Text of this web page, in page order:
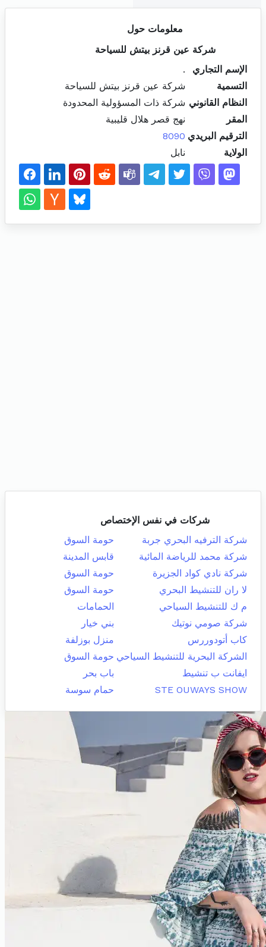
معلومات حول
شركة عين قرنز بيتش للسياحة
الإسم التجاري
.
التسمية
شركة عين قرنز بيتش للسياحة
النظام القانوني شركة ذات المسؤولية المحدودة
المقر
نهج قصر هلال قليبية
الترقيم البريدي 8090
الولاية
نابل
شركات في نفس الإختصاص
شركة الترفيه البحري جربة
حومة السوق
شركة محمد للرياضة المائية
قابس المدينة
شركة نادي كواد الجزيرة
حومة السوق
لا ران للتنشيط البحري
حومة السوق
م ك للتنشيط السياحي
الحمامات
شركة صومي نوتيك
بني خيار
كاب أتودوررس
منزل بوزلفة
الشركة البحرية للتنشيط السياحي حومة السوق
ايفانت ب تنشيط
باب بحر
STE OUWAYS SHOW
حمام سوسة